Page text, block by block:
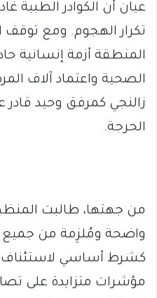
عيان أن الكوادر الطبية
تكرار الهجوم. ومع
المنطقة أزمة إنسانية
الصحية واعتماد آلاف
زالنجي كمرفق وحيد قادر
الحرجة.
من جهتها، طالبت
واضحة ومُلزِمة من جميع
كشرط أساسي
مؤشرات متزايدة على